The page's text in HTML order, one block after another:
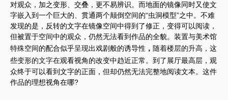
对观众，加之变形、交叠，更不易辨识。而地面的镜像同时又使文
字嵌入到一个巨大的、贯通两个颠倒空间的“虫洞模型”之中。不难
发现的是，反转的文字在镜像空间中得到了修正，变得可以阅读，
但被置于空间中的观众，仍然无法看到作品的全貌。装置与美术馆
特殊空间的配合似乎呈现出戏剧般的诱导性 ， 随着楼层的升高， 这
些变形的文字在观看视角的改变中趋近正常。到了展厅最高层，观
众终于可以看到文字的正面，但却仍然无法完整地阅读文本。这件
作品的理想视角在哪?